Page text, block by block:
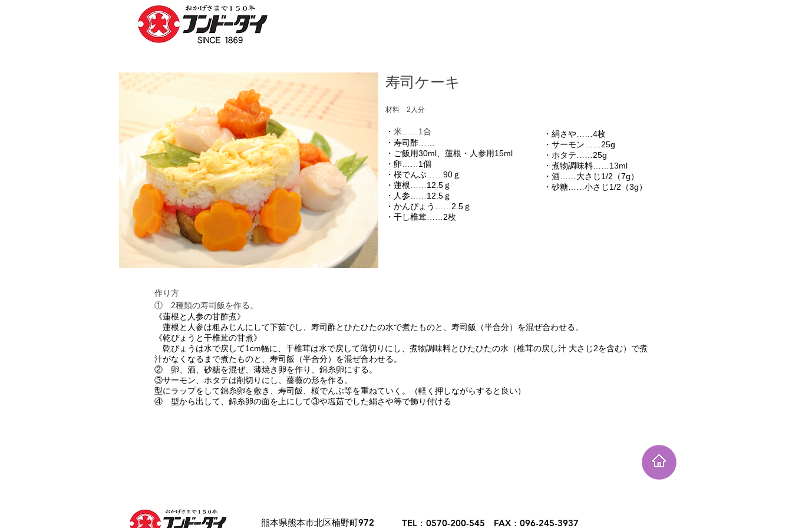
寿司ケーキ
材料 2人分
​・ 米……1合
・寿司酢
・ご飯用30ml、蓮根・人参用15ml
・卵
1個
・桜でんぶ
90ｇ
・蓮根
12.5ｇ
・人参
12.5ｇ
・かんぴょう
2.5ｇ
・干し椎茸
2枚
・絹さや……4枚
・サーモン……25g
・ホタテ……25g
・煮物調味料……13ml
・酒……大さじ1/2（7g）
・砂糖……小さじ1/2（3g）
作り方
① 2種類の寿司飯を作る。
《蓮根と人参の甘酢煮》
蓮根と人参は粗みじんにして下茹でし、寿司酢とひたひたの水で煮たものと、寿司飯（半合分）を混ぜ合わせる。
《乾ぴょうと干椎茸の甘煮》
乾ぴょうは水で戻して1cm幅に、干椎茸は水で戻して薄切りにし、煮物調味料とひたひたの水（椎茸の戻し汁 大さじ2を含む）で煮
汁がなくなるまで煮たものと、寿司飯（半合分）を混ぜ合わせる。
② 卵、酒、砂糖を混ぜ、薄焼き卵を作り、錦糸卵にする。
③サーモン、ホタテは削切りにし、薔薇の形を作る。
型にラップをして錦糸卵を敷き、寿司飯、桜でんぶ等を重ねていく。（軽く押しながらすると良い）
④ 型から出して、錦糸卵の面を上にして③や塩茹でした絹さや等で飾り付ける
熊本県熊本市北区楠野町972 TEL：0570-200-545 FAX：096-245-3937